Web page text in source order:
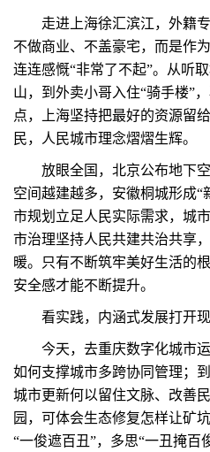
走进上海徐汇滨江，外籍专
不做商业、不盖豪宅，而是作
连连感慨“非常了不起”。从听
山，到外卖小哥入住“骑手楼”
点，上海坚持把最好的资源留
民，人民城市理念熠熠生辉。
放眼全国，北京公布地下空
空间越建越多，安徽桐城形成
市规划立足人民实际需求，城
市治理坚持人民共建共治共享
暖。只有不断筑牢美好生活的
安全感才能不断提升。
看实践，内涵式发展打开现
今天，去重庆数字化城市运
如何支撑城市多跨协同管理；
城市更新何以留住文脉、改善
园，可体会生态修复怎样让矿
“一俊遮百丑”，多思“一丑掩百